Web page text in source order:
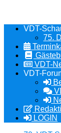
VDT-
75.
VDT-
VDT-
LOGIN